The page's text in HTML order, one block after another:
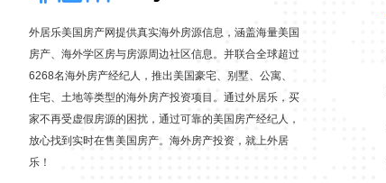
外居乐美国房产网提供真实海外房源信息，涵盖海量美国
房产、海外学区房与房源周边社区信息。并联合全球超过
6268名海外房产经纪人，推出美国豪宅、别墅、公寓、
住宅、土地等类型的海外房产投资项目。通过外居乐，买
家不再受虚假房源的困扰，通过可靠的美国房产经纪人，
放心找到实时在售美国房产。海外房产投资，就上外居
乐！